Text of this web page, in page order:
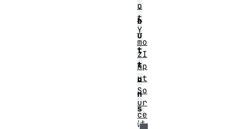
.
b
u
t
t
o
n
s
は
n
t
Y
mo
zI
np
ut
So
ur
ce